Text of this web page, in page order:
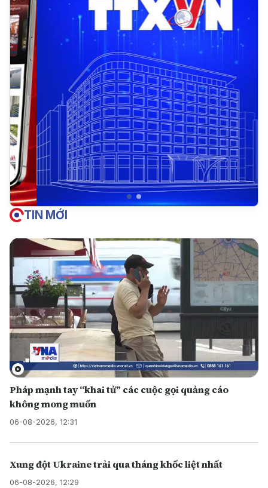
TIN MỚI
Pháp mạnh tay “khai tử” các cuộc gọi quảng cáo
không mong muốn
06-08-2026, 12:31
Xung đột Ukraine trải qua tháng khốc liệt nhất
06-08-2026, 12:29